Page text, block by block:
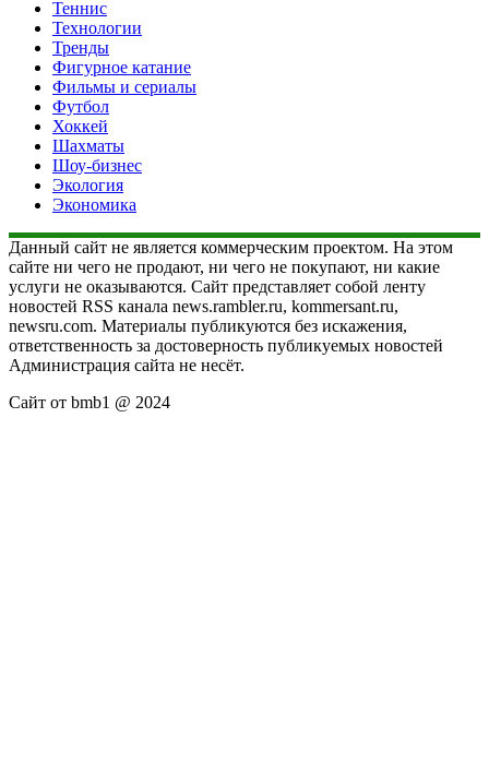
Теннис
Технологии
Тренды
Фигурное катание
Фильмы и сериалы
Футбол
Хоккей
Шахматы
Шоу-бизнес
Экология
Экономика
Данный сайт не является коммерческим проектом. На этом
сайте ни чего не продают, ни чего не покупают, ни какие
услуги не оказываются. Сайт представляет собой ленту
новостей RSS канала news.rambler.ru, kommersant.ru,
newsru.com. Материалы публикуются без искажения,
ответственность за достоверность публикуемых новостей
Администрация сайта не несёт.
Сайт от bmb1 @ 2024